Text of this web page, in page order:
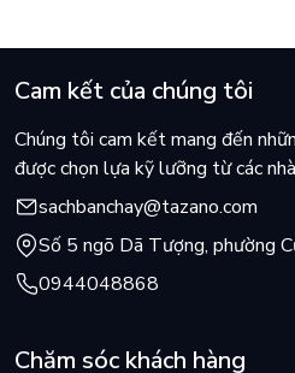
Cam kết của chúng tôi
Chúng tôi cam kết mang đến
được chọn lựa kỹ lưỡng từ các
sachbanchay@tazano.com
Số 5 ngõ Dã Tượng, phường
0944048868
Chăm sóc khách hàng